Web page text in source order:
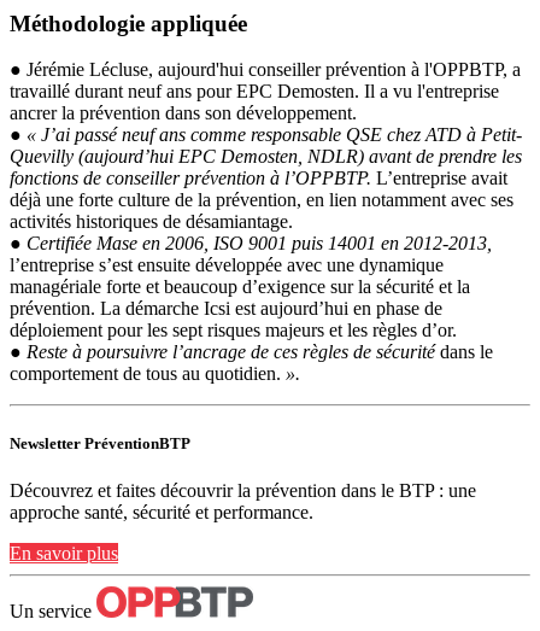
Méthodologie appliquée
● Jérémie Lécluse, aujourd'hui conseiller prévention à l'OPPBTP, a
travaillé durant neuf ans pour EPC Demosten. Il a vu l'entreprise
ancrer la prévention dans son développement.
● « J’ai passé neuf ans comme responsable QSE chez ATD à Petit-
Quevilly (aujourd’hui EPC Demosten, NDLR) avant de prendre les
fonctions de conseiller prévention à l’OPPBTP. L’entreprise avait
déjà une forte culture de la prévention, en lien notamment avec ses
activités historiques de désamiantage.
● Certifiée Mase en 2006, ISO 9001 puis 14001 en 2012-2013,
l’entreprise s’est ensuite développée avec une dynamique
managériale forte et beaucoup d’exigence sur la sécurité et la
prévention. La démarche Icsi est aujourd’hui en phase de
déploiement pour les sept risques majeurs et les règles d’or.
● Reste à poursuivre l’ancrage de ces règles de sécurité dans le
comportement de tous au quotidien. ».
Newsletter PréventionBTP
Découvrez et faites découvrir la prévention dans le BTP : une
approche santé, sécurité et performance.
En savoir plus
Un service